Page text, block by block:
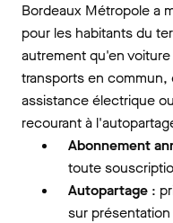
Bordeaux Métropole a
pour les habitants du
autrement qu'en
transports en commun,
assistance électrique
recourant à
Abonnement
toute
Autopartage :
sur